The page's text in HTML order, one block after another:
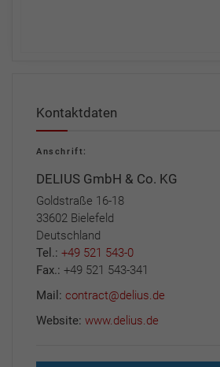
Kontaktdaten
Anschrift:
DELIUS GmbH & Co. KG
Goldstraße 16-18
33602 Bielefeld
Deutschland
Tel.: +49 521 543-0
Fax.: +49 521 543-341
Mail: contract@delius.de
Website: www.delius.de